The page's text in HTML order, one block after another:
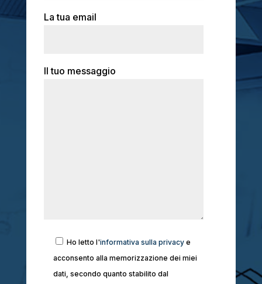
La tua email
Il tuo messaggio
Ho letto l'informativa sulla privacye
acconsento alla memorizzazione dei miei
dati, secondo quanto stabilito dal